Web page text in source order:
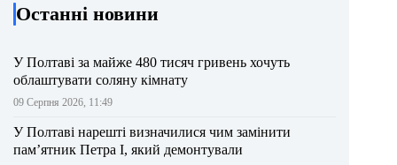
Останні новини
У Полтаві за майже 480 тисяч гривень хочуть
облаштувати соляну кімнату
09 Серпня 2026, 11:49
У Полтаві нарешті визначилися чим замінити
пам’ятник Петра І, який демонтували